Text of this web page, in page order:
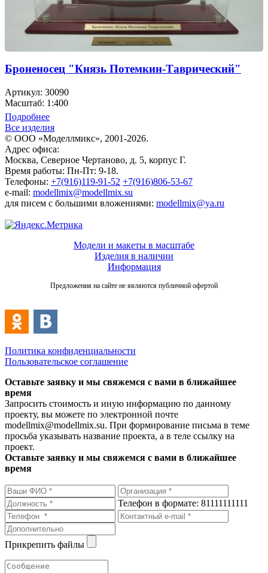
Броненосец "Князь Потемкин-Таврический"
Артикул: 30090
Масштаб: 1:400
Подробнее
Все изделия
© ООО «Моделлмикс», 2001-2026.
Адрес офиса:
Москва, Северное Чертаново, д. 5, корпус Г.
Время работы: Пн-Пт: 9-18.
Телефоны: +7(916)119-91-52 +7(916)806-53-67
e-mail: modellmix@modellmix.su
для писем с большими вложениями: modellmix@ya.ru
Модели и макеты в масштабе
Изделия в наличии
Информация
Предложения на сайте не являются публичной офертой
Политика конфиденциальности
Пользовательское соглашение
Оставьте заявку и мы свяжемся с вами в ближайшее
время
Запросить стоимость и иную информацию по данному
проекту, вы можете по электронной почте
modellmix@modellmix.su. При формирование письма в теме
просьба указывать название проекта, а в теле ссылку на
проект.
Оставьте заявку и мы свяжемся с вами в ближайшее
время
Телефон в формате: 81111111111
Прикрепить файлы